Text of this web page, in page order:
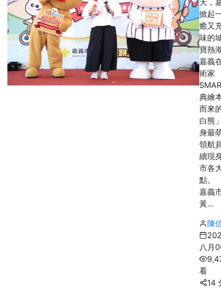
掀起
癒又
味的
寶熱
嘉義
術家
典繪
而來
白熊
身最
領航
續現
市各
點。
嘉義
黃...
陳
八月
看
14